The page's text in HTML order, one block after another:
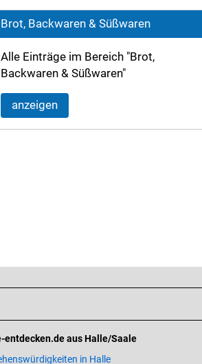
Brot, Backwaren & Süßwaren
Alle Einträge im Bereich "Brot,
Backwaren & Süßwaren"
anzeigen
entdecken.de aus Halle/Saale
in Halle